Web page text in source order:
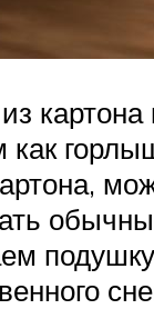
картона